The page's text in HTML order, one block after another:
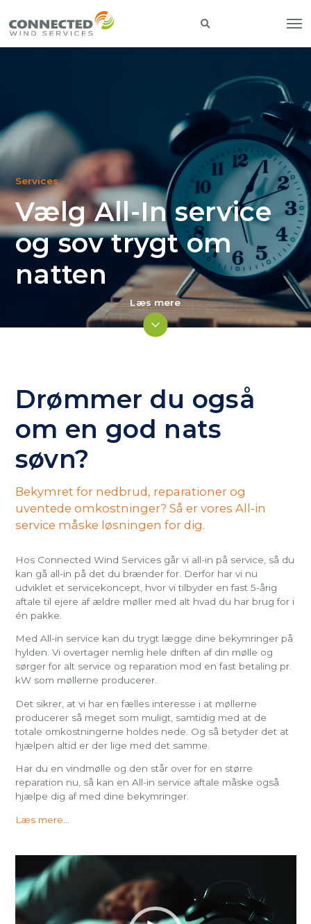
Services
Vælg All-In service
og sov trygt om
natten
Læs mere
Drømmer du også
om en god nats
søvn?
Bekymret for nedbrud, reparationer og
uventede omkostninger? Så er vores All-in
service måske løsningen for dig.
Hos Connected Wind Services går vi all-in på service, så du
kan gå all-in på det du brænder for. Derfor har vi nu
udviklet et servicekoncept, hvor vi tilbyder en fast 5-årig
aftale til ejere af ældre møller med alt hvad du har brug for i
én pakke.
Med All-in service kan du trygt lægge dine bekymringer på
hylden. Vi overtager nemlig hele driften af din mølle og
sørger for alt service og reparation mod en fast betaling pr.
kW som møllerne producerer.
Det sikrer, at vi har en fælles interesse i at møllerne
producerer så meget som muligt, samtidig med at de
totale omkostningerne holdes nede. Og så betyder det at
hjælpen altid er der lige med det samme.
Har du en vindmølle og den står over for en større
reparation nu, så kan en All-in service aftale måske også
hjælpe dig af med dine bekymringer.
Læs mere
Player